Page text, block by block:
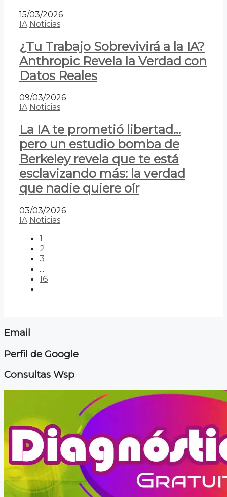
15/03/2026
IA Noticias
¿Tu Trabajo Sobrevivirá a la IA?
Anthropic Revela la Verdad con
Datos Reales
09/03/2026
IA Noticias
La IA te prometió libertad…
pero un estudio bomba de
Berkeley revela que te está
esclavizando más: la verdad
que nadie quiere oír
03/03/2026
IA Noticias
1
2
3
...
16
Email
Perfil de Google
Consultas Wsp